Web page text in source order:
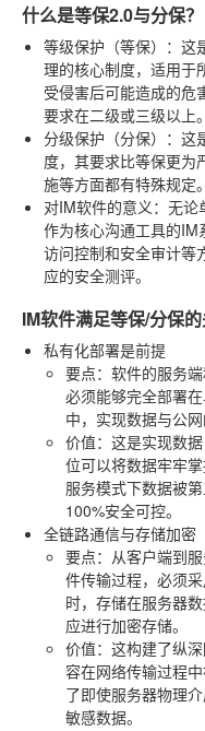
什么是等保2.0与分保？
等级保护（等保） ：这
理的核心制度，适用于
受侵害后可能造成的危
要求在二级或三级以上。
分级保护（分保） ：这
度，其要求比等保更为
施等方面都有特殊规定。
对IM软件的意义 ：无论
作为核心沟通工具的IM
访问控制和安全审计等
应的安全测评。
IM软件满足等保/分保
私有化部署是前提
要点：软件的服务
必须能够完全部署
中，实现数据与公网
价值：这是实现数
位可以将数据牢牢
服务模式下数据被
100%安全可控。
全链路通信与存储加密
要点：从客户端到
件传输过程，必须
时，存储在服务器
应进行加密存储。
价值：这构建了纵
容在网络传输过程
了即使服务器物理
敏感数据。